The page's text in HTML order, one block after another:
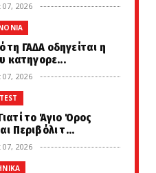
2026
τη ΓΑΔΑ οδηγείται η
κατηγορε...
2026
το Άγιο Όρος
Περιβόλι τ...
2026